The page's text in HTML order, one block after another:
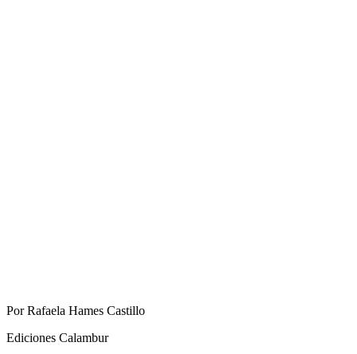
Por Rafaela Hames Castillo
Ediciones Calambur